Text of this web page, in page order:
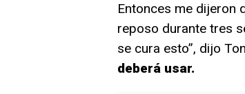
Entonces me dijeron
reposo durante tres
se cura esto”, dijo
deberá usar.